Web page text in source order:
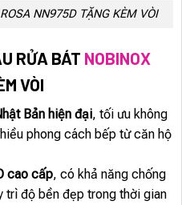
NN975D TẶNG KÈM VÒI
RỬA BÁT NOBINOX
VÒI
Bản hiện đại, tối ưu không
phong cách bếp từ căn hộ
cao cấp, có khả năng chống
trì độ bền đẹp trong thời gian